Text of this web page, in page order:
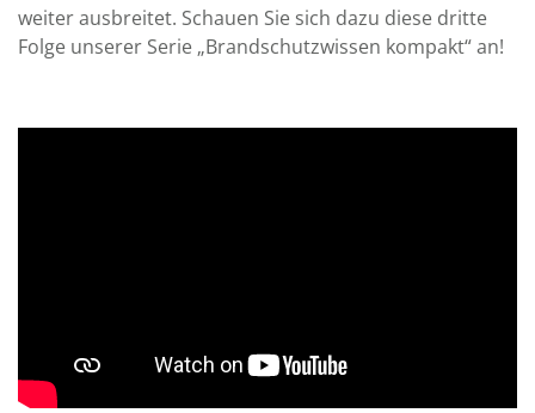
weiter aus­breitet. Schauen Sie sich dazu diese dritte
Folge unserer Serie „Brand­schutz­wissen kompakt“ an!